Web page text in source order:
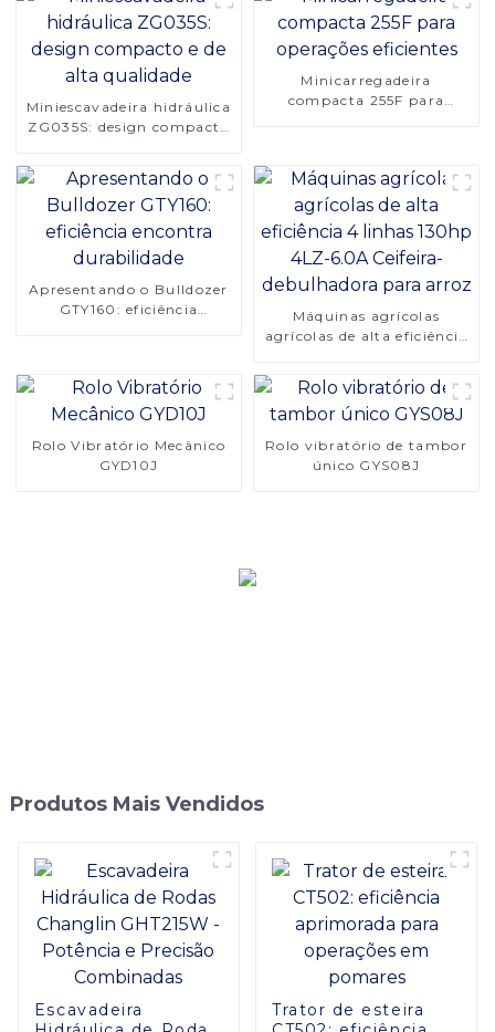
Miniescavadeira hidráulica
ZG035S: design compacto
Minicarregadeira
compacta 255F para
Apresentando o Bulldozer
GTY160: eficiência
Máquinas agrícolas
agrícolas de alta eficiência
Ceifeira-debulhadora para
arroz
Rolo Vibratório Mecânico
GYD10J
Rolo vibratório de tambor
único GYS08J
Produtos Mais Vendidos
Escavadeira
Trator de esteira